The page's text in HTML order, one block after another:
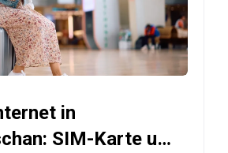
in
SIM-Karte und